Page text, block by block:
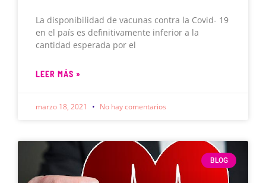
La disponibilidad de vacunas contra la Covid- 19
en el país es definitivamente inferior a la
cantidad esperada por el
LEER MÁS »
marzo 18, 2021 No hay comentarios
BLOG